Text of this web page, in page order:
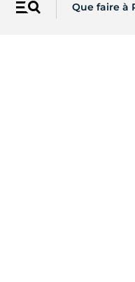
Menu Que faire à